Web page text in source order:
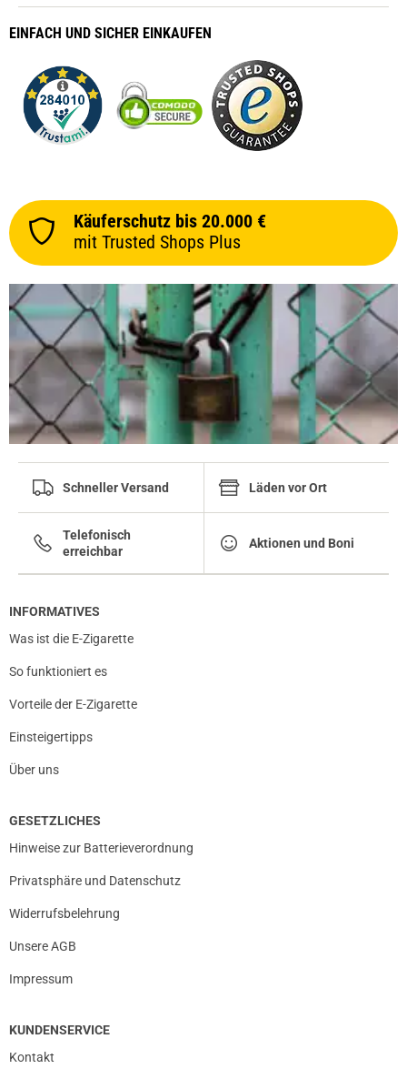
EINFACH UND SICHER EINKAUFEN
Käuferschutz bis 20.000 €
mit Trusted Shops Plus
Schneller Versand Läden vor Ort
Telefonisch
erreichbar
Aktionen und Boni
INFORMATIVES
Was ist die E-Zigarette
So funktioniert es
Vorteile der E-Zigarette
Einsteigertipps
Über uns
GESETZLICHES
Hinweise zur Batterieverordnung
Privatsphäre und Datenschutz
Widerrufsbelehrung
Unsere AGB
Impressum
KUNDENSERVICE
Kontakt